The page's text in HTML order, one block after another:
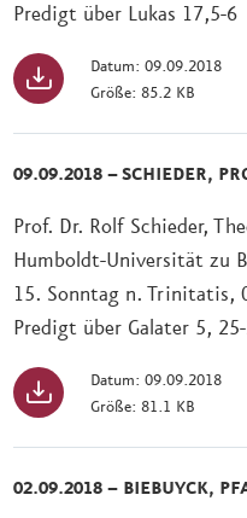
Predigt über Lukas 17,5-6
Datum: 09.09.2018
Größe: 85.2 KB
09.09.2018 – SCHIEDER,
Prof. Dr. Rolf Schieder,
Humboldt-Universität zu
15. Sonntag n. Trinitatis,
Predigt über Galater 5,
Datum: 09.09.2018
Größe: 81.1 KB
02.09.2018 – BIEBUYCK,